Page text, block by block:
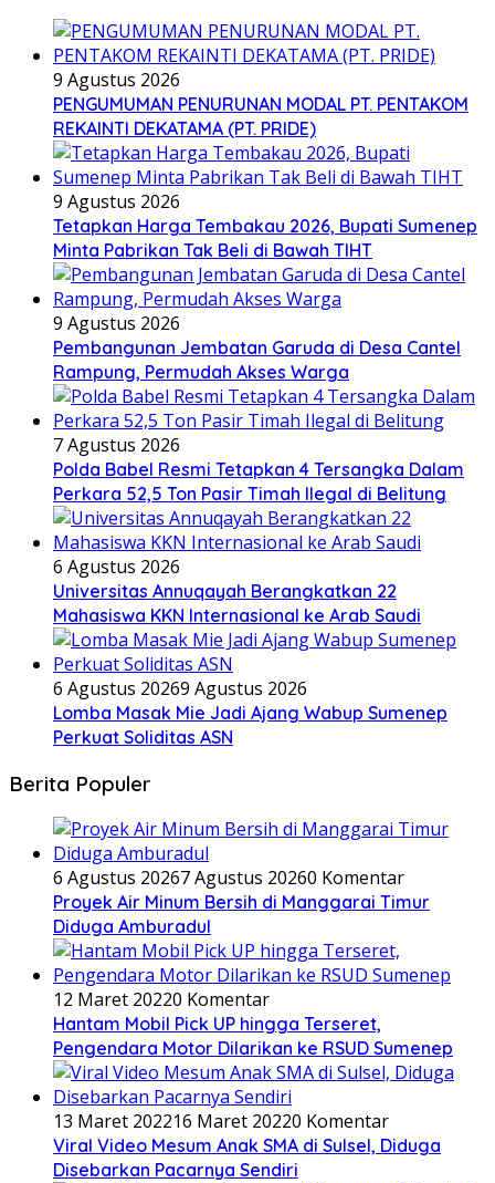
9 Agustus 2026
PENGUMUMAN PENURUNAN MODAL PT. PENTAKOM
REKAINTI DEKATAMA (PT. PRIDE)
9 Agustus 2026
Tetapkan Harga Tembakau 2026, Bupati Sumenep
Minta Pabrikan Tak Beli di Bawah TIHT
9 Agustus 2026
Pembangunan Jembatan Garuda di Desa Cantel
Rampung, Permudah Akses Warga
7 Agustus 2026
Polda Babel Resmi Tetapkan 4 Tersangka Dalam
Perkara 52,5 Ton Pasir Timah Ilegal di Belitung
6 Agustus 2026
Universitas Annuqayah Berangkatkan 22
Mahasiswa KKN Internasional ke Arab Saudi
6 Agustus 20269 Agustus 2026
Lomba Masak Mie Jadi Ajang Wabup Sumenep
Perkuat Soliditas ASN
Berita Populer
6 Agustus 20267 Agustus 20260 Komentar
Proyek Air Minum Bersih di Manggarai Timur
Diduga Amburadul
12 Maret 20220 Komentar
Hantam Mobil Pick UP hingga Terseret,
Pengendara Motor Dilarikan ke RSUD Sumenep
13 Maret 202216 Maret 20220 Komentar
Viral Video Mesum Anak SMA di Sulsel, Diduga
Disebarkan Pacarnya Sendiri